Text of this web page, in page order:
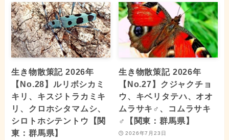
生き物散策記 2026年
【No.28】ルリボシカミ
キリ、キスジトラカミキ
リ、クロホシタマムシ、
シロトホシテントウ【関
東：群馬県】
生き物散策記 2026年
【No.27】クジャクチョ
ウ、キベリタテハ、オオ
ムラサキ♂、コムラサキ
♂【関東：群馬県】
2026年7月23日